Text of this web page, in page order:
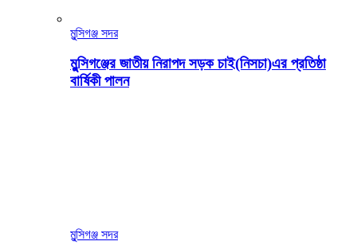
মুন্সিগঞ্জ সদর
মুন্সিগঞ্জের জাতীয় নিরাপদ সড়ক চাই(নিসচা)এর প্রতিষ্ঠা
বার্ষিকী পালন
মুন্সিগঞ্জ সদর